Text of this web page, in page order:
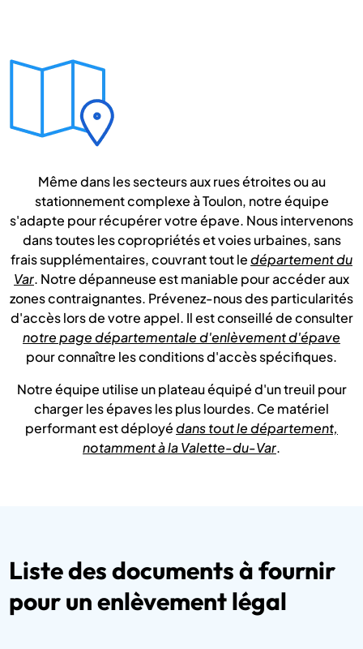
Même dans les secteurs aux rues étroites ou au
stationnement complexe à Toulon, notre équipe
s'adapte pour récupérer votre épave. Nous intervenons
dans toutes les copropriétés et voies urbaines, sans
frais supplémentaires, couvrant tout ledépartement du
Var. Notre dépanneuse est maniable pour accéder aux
zones contraignantes. Prévenez-nous des particularités
d'accès lors de votre appel. Il est conseillé de consulter
notre page départementale d'enlèvement d'épave
pour connaître les conditions d'accès spécifiques.
Notre équipe utilise un plateau équipé d'un treuil pour
charger les épaves les plus lourdes. Ce matériel
performant est déployédans tout le département,
notamment à la Valette-du-Var.
Liste des documents à fournir
pour un enlèvement légal